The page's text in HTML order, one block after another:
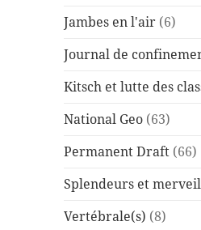
Jambes en l'air (6)
Journal de
Kitsch et lutte des
National Geo (63)
Permanent Draft (66)
Splendeurs et
Vertébrale(s) (8)